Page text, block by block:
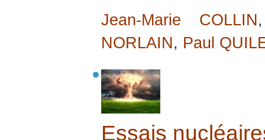
Jean-Marie COLLIN
NORLAIN, Paul
Essais